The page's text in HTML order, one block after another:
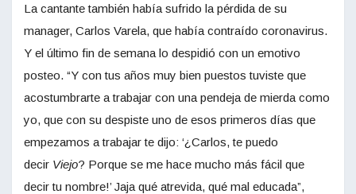
La cantante también había sufrido la pérdida de su
manager, Carlos Varela, que había contraído coronavirus.
Y el último fin de semana lo despidió con un emotivo
posteo. “Y con tus años muy bien puestos tuviste que
acostumbrarte a trabajar con una pendeja de mierda como
yo, que con su despiste uno de esos primeros días que
empezamos a trabajar te dijo: ‘¿Carlos, te puedo
decir Viejo? Porque se me hace mucho más fácil que
decir tu nombre!’ Jaja qué atrevida, qué mal educada”,